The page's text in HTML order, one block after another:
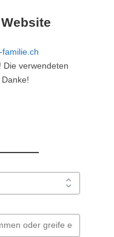
Die verwendeten